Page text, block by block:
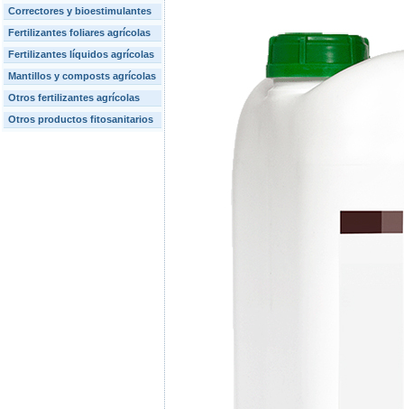
Correctores y bioestimulantes
Fertilizantes foliares agrícolas
Fertilizantes líquidos agrícolas
Mantillos y composts agrícolas
Otros fertilizantes agrícolas
Otros productos fitosanitarios